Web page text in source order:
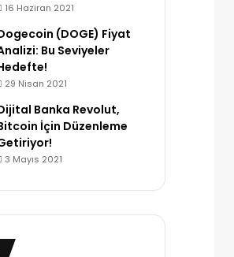
16 Haziran 2021
(DOGE) Fiyat
Bu Seviyeler
29 Nisan 2021
Banka Revolut,
İçin Düzenleme
3 Mayıs 2021